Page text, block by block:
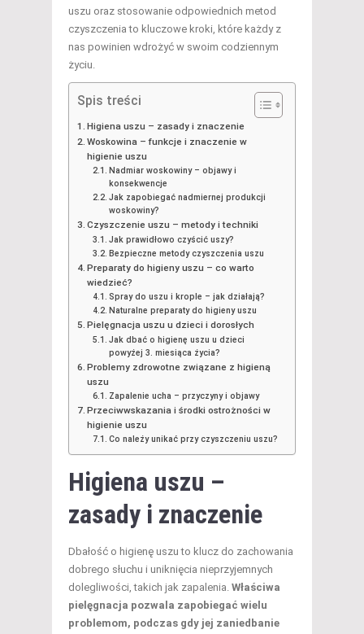
uszu oraz stosowanie odpowiednich metod
czyszczenia to kluczowe kroki, które każdy z
nas powinien wdrożyć w swoim codziennym
życiu.
Spis treści
Higiena uszu – zasady i znaczenie
Woskowina – funkcje i znaczenie w
higienie uszu
Nadmiar woskowiny – objawy i
konsekwencje
Jak zapobiegać nadmiernej produkcji
woskowiny?
Czyszczenie uszu – metody i techniki
Jak prawidłowo czyścić uszy?
Bezpieczne metody czyszczenia uszu
Preparaty do higieny uszu – co warto
wiedzieć?
Spray do uszu i krople – jak działają?
Naturalne preparaty do higieny uszu
Pielęgnacja uszu u dzieci i dorosłych
Jak dbać o higienę uszu u dzieci
powyżej 3. miesiąca życia?
Problemy zdrowotne związane z higieną
uszu
Zapalenie ucha – przyczyny i objawy
Przeciwwskazania i środki ostrożności w
higienie uszu
Co należy unikać przy czyszczeniu uszu?
Higiena uszu –
zasady i znaczenie
Dbałość o higienę uszu to klucz do zachowania
dobrego słuchu i uniknięcia nieprzyjemnych
dolegliwości, takich jak zapalenia. Właściwa
pielęgnacja pozwala zapobiegać wielu
problemom, podczas gdy jej zaniedbanie